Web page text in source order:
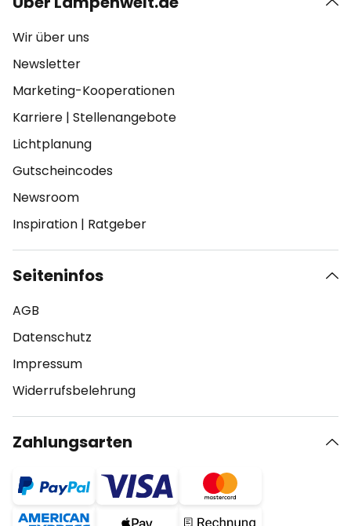
Wir über uns
Newsletter
Marketing-Kooperationen
Karriere | Stellenangebote
Lichtplanung
Gutscheincodes
Newsroom
Inspiration | Ratgeber
Seiteninfos
AGB
Datenschutz
Impressum
Widerrufsbelehrung
Zahlungsarten